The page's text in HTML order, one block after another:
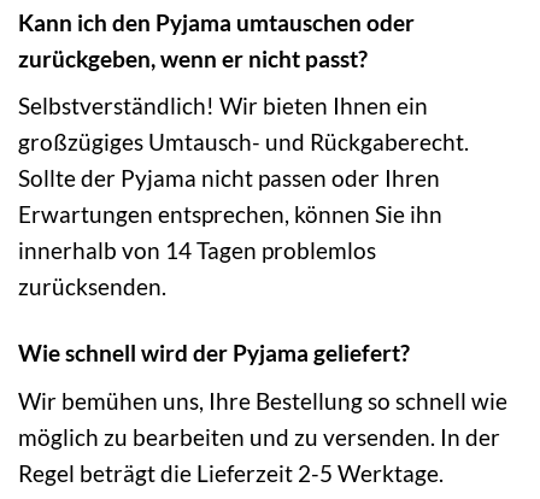
Kann ich den Pyjama umtauschen oder
zurückgeben, wenn er nicht passt?
Selbstverständlich! Wir bieten Ihnen ein
großzügiges Umtausch- und Rückgaberecht.
Sollte der Pyjama nicht passen oder Ihren
Erwartungen entsprechen, können Sie ihn
innerhalb von 14 Tagen problemlos
zurücksenden.
Wie schnell wird der Pyjama geliefert?
Wir bemühen uns, Ihre Bestellung so schnell wie
möglich zu bearbeiten und zu versenden. In der
Regel beträgt die Lieferzeit 2-5 Werktage.